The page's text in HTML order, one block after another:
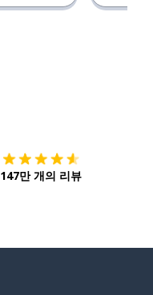
147만 개의 리뷰